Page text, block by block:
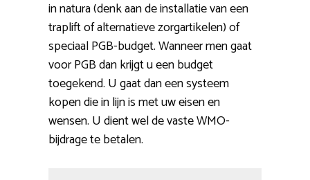
in natura (denk aan de installatie van een
traplift of alternatieve zorgartikelen) of
speciaal PGB-budget. Wanneer men gaat
voor PGB dan krijgt u een budget
toegekend. U gaat dan een systeem
kopen die in lijn is met uw eisen en
wensen. U dient wel de vaste WMO-
bijdrage te betalen.